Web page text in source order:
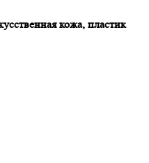
кожа, пластик